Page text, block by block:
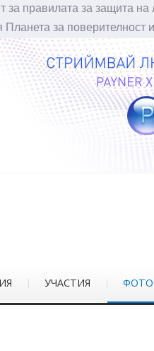
за правилата за защита
за поверителност
УЧАСТИЯ